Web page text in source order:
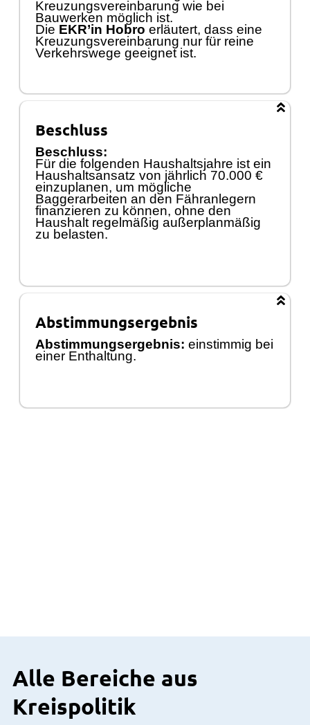
Kreuzungsvereinbarung wie bei
Bauwerken möglich ist.
Die EKR’in Hobro erläutert, dasseine
Kreuzungsvereinbarung nur für reine
Verkehrswege geeignet ist.
Beschluss
Beschluss:
Für die folgenden Haushaltsjahre ist ein
Haushaltsansatz von jährlich 70.000 €
einzuplanen, um mögliche
Baggerarbeiten an den Fähranlegern
finanzieren zu können, ohne den
Haushalt regelmäßig außerplanmäßig
zu belasten.
Abstimmungsergebnis
Abstimmungsergebnis: einstimmig bei
einer Enthaltung.
Alle Bereiche aus
Kreispolitik